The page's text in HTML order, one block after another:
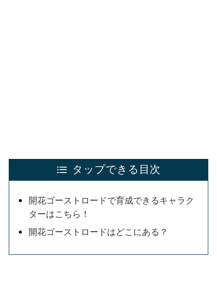
タップできる目次
開花ゴーストロードで育成できるキャラク
ターはこちら！
開花ゴーストロードはどこにある？